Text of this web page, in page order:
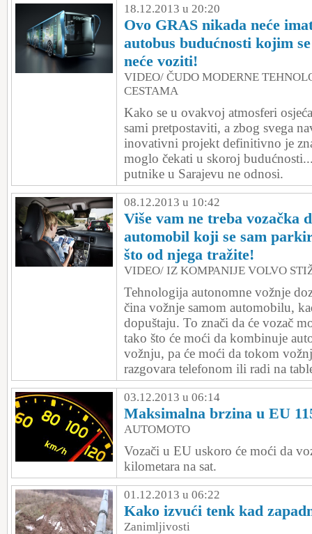
18.12.2013 u 20:20
Ovo GRAS nikada neće
autobus budućnosti kojim
neće voziti!
VIDEO/ ČUDO MODERNE
CESTAMA
Kako se u ovakvoj atmosferi
sami pretpostaviti, a zbog svega
inovativni projekt definitivno je
moglo čekati u skoroj
putnike u Sarajevu ne odnosi.
08.12.2013 u 10:42
Više vam ne treba vozačka
automobil koji se sam
što od njega tražite!
VIDEO/ IZ KOMPANIJE VOLVO
Tehnologija autonomne vožnje
čina vožnje samom automobilu,
dopuštaju. To znači da će vozač
tako što će moći da kombinuje
vožnju, pa će moći da tokom
razgovara telefonom ili radi na
03.12.2013 u 06:14
Maksimalna brzina u EU
AUTOMOTO
Vozači u EU uskoro će moći da
kilometara na sat.
01.12.2013 u 06:22
Kako izvući tenk kad
Zanimljivosti